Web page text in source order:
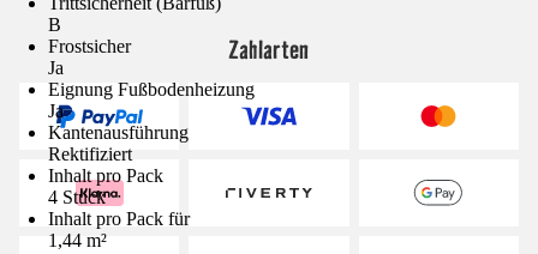
B
Frostsicher
Ja
Eignung Fußbodenheizung
Ja
Kantenausführung
Rektifiziert
Inhalt pro Pack
4 Stück
Inhalt pro Pack für
1,44 m²
Zahlarten